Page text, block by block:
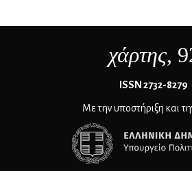
χάρτης,
ΙSSN 2732-8279
Με την υποστήριξη και